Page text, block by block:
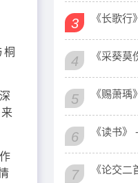
3 《长歌
4 《采葵
5 《赐萧瑀
6 《读书》
7 《论交二